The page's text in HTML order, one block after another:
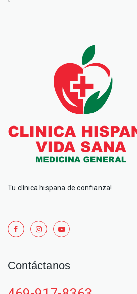
Tu clínica hispana de confianza!
Contáctanos